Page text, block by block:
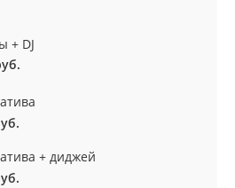
+ DJ
+ диджей